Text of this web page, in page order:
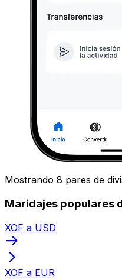
Mostrando 8 pares de
Maridajes populares
XOF a USD
XOF a EUR